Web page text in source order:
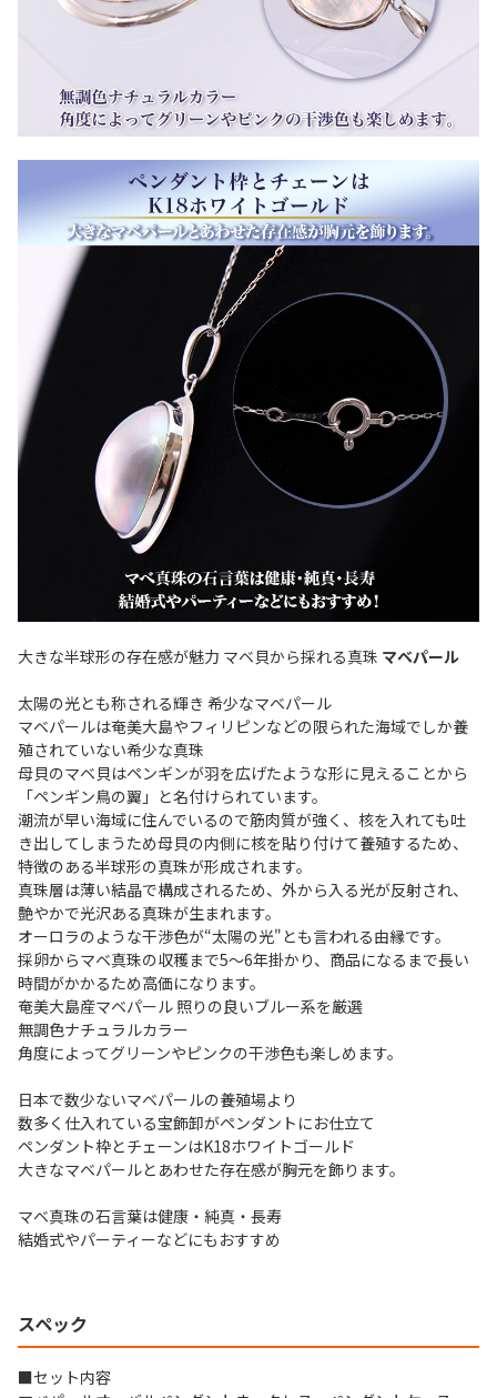
大きな半球形の存在感が魅力 マベ貝から採れる真珠 マベパール
太陽の光とも称される輝き 希少なマベパール
マベパールは奄美大島やフィリピンなどの限られた海域でしか養
殖されていない希少な真珠
母貝のマベ貝はペンギンが羽を広げたような形に見えることから
「ペンギン鳥の翼」と名付けられています。
潮流が早い海域に住んでいるので筋肉質が強く、核を入れても吐
き出してしまうため母貝の内側に核を貼り付けて養殖するため、
特徴のある半球形の真珠が形成されます。
真珠層は薄い結晶で構成されるため、外から入る光が反射され、
艶やかで光沢ある真珠が生まれます。
オーロラのような干渉色が“太陽の光"とも言われる由縁です。
採卵からマベ真珠の収穫まで5～6年掛かり、商品になるまで長い
時間がかかるため高価になります。
奄美大島産マベパール 照りの良いブルー系を厳選
無調色ナチュラルカラー
角度によってグリーンやピンクの干渉色も楽しめます。
日本で数少ないマベパールの養殖場より
数多く仕入れている宝飾卸がペンダントにお仕立て
ペンダント枠とチェーンはK18ホワイトゴールド
大きなマベパールとあわせた存在感が胸元を飾ります。
マベ真珠の石言葉は健康・純真・長寿
結婚式やパーティーなどにもおすすめ
スペック
■セット内容